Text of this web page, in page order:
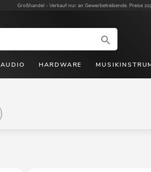
Großhandel - Verkauf nur an Gewerbetreibende. Preise
AUDIO HARDWARE